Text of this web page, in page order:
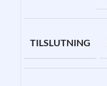
TILSLUTNING